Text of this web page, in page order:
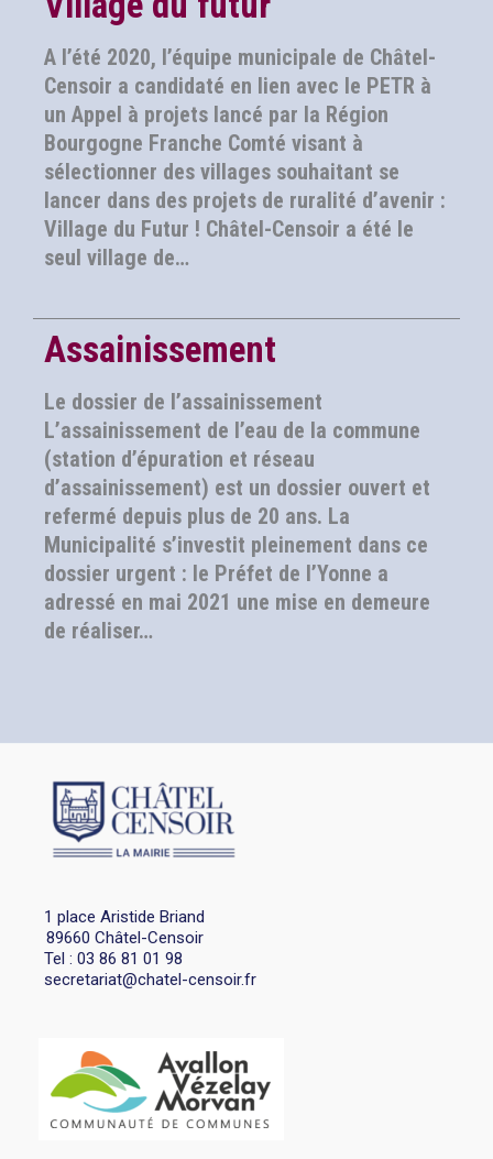
A l’été 2020, l’équipe municipale de Châtel-
Censoir a candidaté en lien avec le PETR à
un Appel à projets lancé par la Région
Bourgogne Franche Comté visant à
sélectionner des villages souhaitant se
lancer dans des projets de ruralité d’avenir :
Village du Futur ! Châtel-Censoir a été le
seul village de…
Assainissement
Le dossier de l’assainissement
L’assainissement de l’eau de la commune
(station d’épuration et réseau
d’assainissement) est un dossier ouvert et
refermé depuis plus de 20 ans. La
Municipalité s’investit pleinement dans ce
dossier urgent : le Préfet de l’Yonne a
adressé en mai 2021 une mise en demeure
de réaliser…
1 place Aristide Briand
89660 Châtel-Censoir
Tel : 03 86 81 01 98
secretariat@chatel-censoir.fr